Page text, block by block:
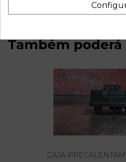
Também
CAJA